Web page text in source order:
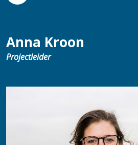
Anna Kroon
Projectleider